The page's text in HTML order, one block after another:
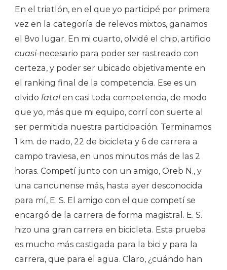
En el triatlón, en el que yo participé por primera
vez en la categoría de relevos mixtos, ganamos
el 8vo lugar. En mi cuarto, olvidé el chip, artificio
cuasi-necesario para poder ser rastreado con
certeza, y poder ser ubicado objetivamente en
el ranking final de la competencia. Ese es un
olvido fatalen casi toda competencia, de modo
que yo, más que mi equipo, corrí con suerte al
ser permitida nuestra participación. Terminamos
1 km. de nado, 22 de bicicleta y 6 de carrera a
campo traviesa, en unos minutos más de las 2
horas. Competí junto con un amigo, Oreb N., y
una cancunense más, hasta ayer desconocida
para mí, E. S. El amigo con el que competí se
encargó de la carrera de forma magistral. E. S.
hizo una gran carrera en bicicleta. Esta prueba
es mucho más castigada para la bici y para la
carrera, que para el agua. Claro, ¿cuándo han